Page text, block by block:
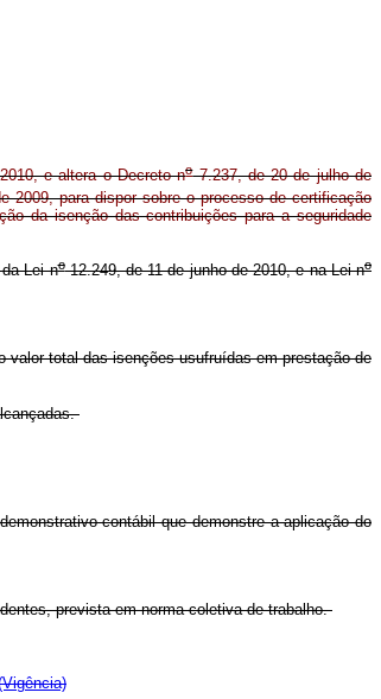
e altera o Decreto no7.237, de 20 de julho de
2009, para dispor sobre o processo de certificação
da isenção das contribuições para a seguridade
Lei no12.249, de 11 de junho de 2010, e na Lei no
valor total das isenções usufruídas em prestação de
contábil que demonstre a aplicação do
prevista em norma coletiva de trabalho.